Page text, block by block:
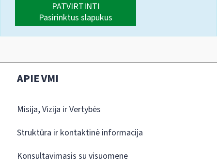
PATVIRTINTI
Pasirinktus slapukus
APIE VMI
Misija, Vizija ir Vertybės
Struktūra ir kontaktinė informacija
Konsultavimasis su visuomene